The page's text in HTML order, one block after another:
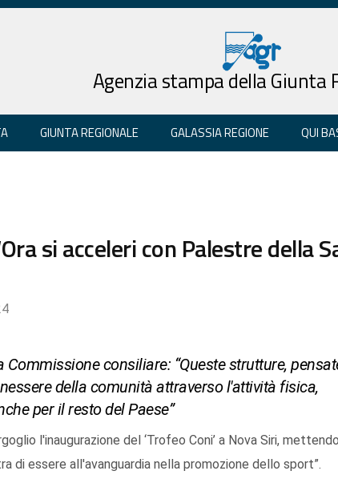
Agenzia stampa della Giunta
GIUNTA REGIONALE GALASSIA REGIONE QUI
si acceleri con Palestre della
consiliare: “Queste strutture,
della comunità attraverso l'attività fisica,
per il resto del Paese”
l'inaugurazione del ‘Trofeo Coni’ a Nova Siri,
di essere all'avanguardia nella promozione dello sport”.